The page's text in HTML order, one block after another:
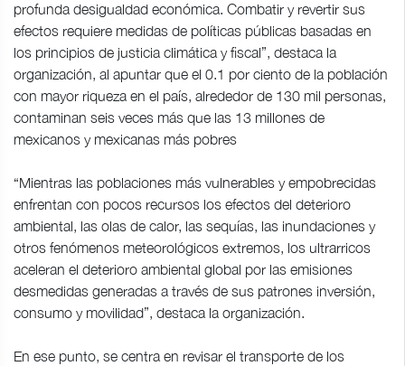
profunda desigualdad económica. Combatir y revertir sus
efectos requiere medidas de políticas públicas basadas en
los principios de justicia climática y fiscal”, destaca la
organización, al apuntar que el 0.1 por ciento de la población
con mayor riqueza en el país, alrededor de 130 mil personas,
contaminan seis veces más que las 13 millones de
mexicanos y mexicanas más pobres
“Mientras las poblaciones más vulnerables y empobrecidas
enfrentan con pocos recursos los efectos del deterioro
ambiental, las olas de calor, las sequías, las inundaciones y
otros fenómenos meteorológicos extremos, los ultrarricos
aceleran el deterioro ambiental global por las emisiones
desmedidas generadas a través de sus patrones inversión,
consumo y movilidad”, destaca la organización.
En ese punto, se centra en revisar el transporte de los